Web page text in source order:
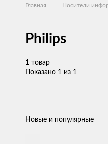
Главная Носители
Philips
1 товар
Показано 1 из 1
Новые и популярные